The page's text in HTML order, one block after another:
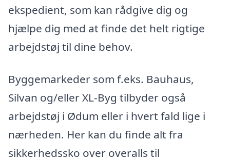
ekspedient, som kan rådgive dig og
hjælpe dig med at finde det helt rigtige
arbejdstøj til dine behov.
Byggemarkeder som f.eks. Bauhaus,
Silvan og/eller XL-Byg tilbyder også
arbejdstøj i Ødum eller i hvert fald lige i
nærheden. Her kan du finde alt fra
sikkerhedssko over overalls til